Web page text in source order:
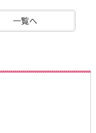
一覧へ